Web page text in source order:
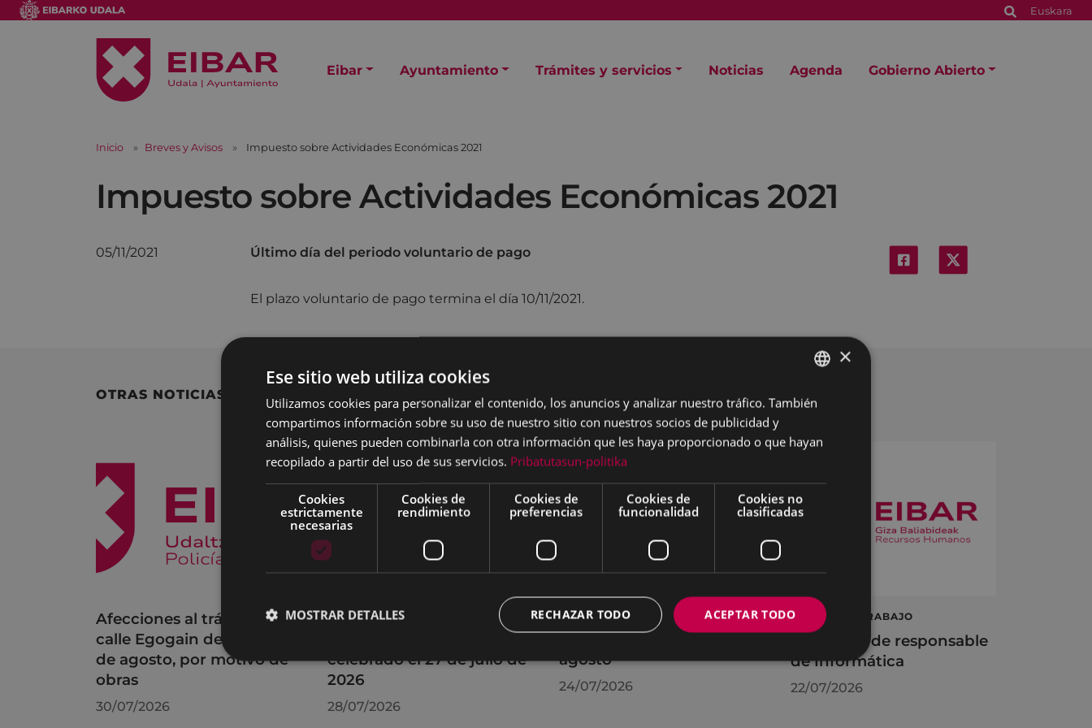
Euskara
Eibar Ayuntamiento Trámites y servicios Noticias Agenda Gobierno Abierto
Inicio Breves y Avisos Impuesto sobre Actividades Económicas 2021
Impuesto sobre Actividades Económicas 2021
05/11/2021 Último día del periodo voluntario de pago
El plazo voluntario de pago termina el día 10/11/2021.
OTRAS NOTICIAS
Afecciones al tráfico en la
calle Egogain del 10 al 23
de agosto, por motivo de
obras
30/07/2026
Acuerdos adoptados por
celebrado el 27 de julio de
2026
28/07/2026
La OMIC permanecerá
cerrada hasta el 24 de
agosto
24/07/2026
OFERTA DE TRABAJO
Una plaza de responsable
de Informática
22/07/2026
BASQUE
×
Ese sitio web utiliza cookies
Utilizamos cookies para personalizar el contenido, los anuncios y analizar nuestro tráfico. También
compartimos información sobre su uso de nuestro sitio con nuestros socios de publicidad y
análisis, quienes pueden combinarla con otra información que les haya proporcionado o que hayan
recopilado a partir del uso de sus servicios. Pribatutasun-politika
Cookies
estrictamente
necesarias
Cookies de
rendimiento
Cookies de
preferencias
Cookies de
funcionalidad
Cookies no
clasificadas
ACEPTAR TODO
RECHAZAR TODO
MOSTRAR DETALLES